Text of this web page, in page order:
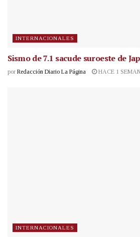
INTERNACIONALES
Sismo de 7.1 sacude suroeste de
por Redacción Diario La Página HACE 1
INTERNACIONALES